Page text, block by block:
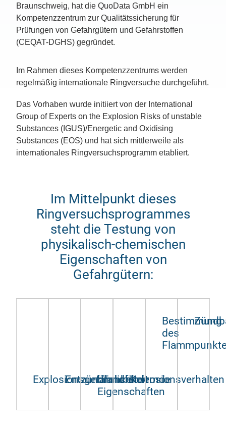
Braunschweig, hat die QuoData GmbH ein
Kompetenzzentrum zur Qualitätssicherung für
Prüfungen von Gefahrgütern und Gefahrstoffen
(CEQAT-DGHS) gegründet.
Im Rahmen dieses Kompetenzzentrums werden
regelmäßig internationale Ringversuche durchgeführt.
Das Vorhaben wurde initiiert von der International
Group of Experts on the Explosion Risks of unstable
Substances (IGUS)/Energetic and Oxidising
Substances (EOS) und hat sich mittlerweile als
internationales Ringversuchsprogramm etabliert.
Im Mittelpunkt dieses
Ringversuchsprogrammes
steht die Testung von
physikalisch-chemischen
Eigenschaften von
Gefahrgütern:
Explosionsgefährlichkeit
Entzündlichkeit
brandfördernde
Eigenschaften
Korrosionsverhalten
Bestimmung
des